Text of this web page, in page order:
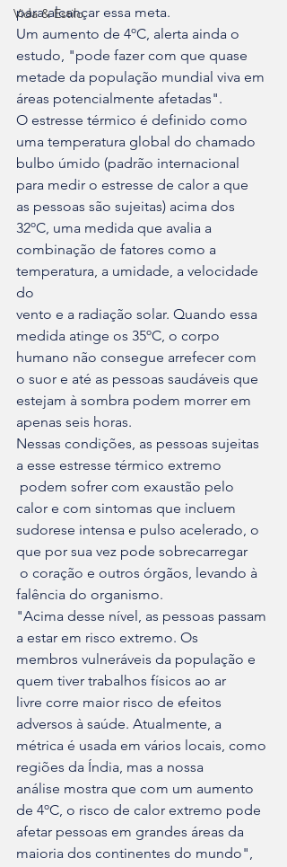
Vida & Estilo
para alcançar essa meta.
Um aumento de 4ºC, alerta ainda o
estudo, "pode fazer com que quase
metade da população mundial viva em
áreas potencialmente afetadas".
O estresse térmico é definido como
uma temperatura global do chamado
bulbo úmido (padrão internacional
para medir o estresse de calor a que
as pessoas são sujeitas) acima dos
32ºC, uma medida que avalia a
combinação de fatores como a
temperatura, a umidade, a velocidade
do
vento e a radiação solar. Quando essa
medida atinge os 35ºC, o corpo
humano não consegue arrefecer com
o suor e até as pessoas saudáveis que
estejam à sombra podem morrer em
apenas seis horas.
Nessas condições, as pessoas sujeitas
a esse estresse térmico extremo
calor e com sintomas que incluem
sudorese intensa e pulso acelerado, o
que por sua vez pode sobrecarregar
falência do organismo.
"Acima desse nível, as pessoas passam
a estar em risco extremo. Os
membros vulneráveis da população e
quem tiver trabalhos físicos ao ar
livre corre maior risco de efeitos
adversos à saúde. Atualmente, a
métrica é usada em vários locais, como
regiões da Índia, mas a nossa
análise mostra que com um aumento
de 4ºC, o risco de calor extremo pode
afetar pessoas em grandes áreas da
maioria dos continentes do mundo",